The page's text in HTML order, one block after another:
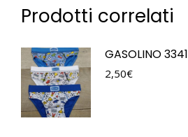
Prodotti correlati
GASOLINO 3341
2,50€